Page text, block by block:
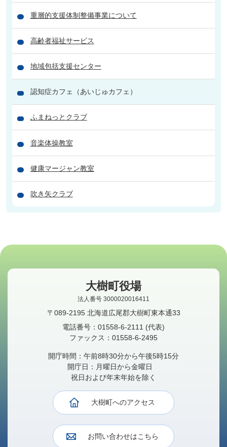
重層的支援体制整備事業について
高齢者福祉サービス
地域包括支援センター
認知症カフェ（あいじゅカフェ）
ふまねっとクラブ
音楽体操教室
健康マージャン教室
吹き矢クラブ
大樹町役場
法人番号 3000020016411
〒089-2195 北海道広尾郡大樹町東本通33
電話番号： 01558-6-2111 (代表)
ファックス： 01558-6-2495
開庁時間：午前8時30分から午後5時15分
開庁日：月曜日から金曜日
祝日および年末年始を除く
大樹町へのアクセス
お問い合わせはこちら